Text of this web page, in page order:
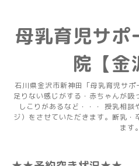
母乳育児サポ
院【金
石川県金沢市新神田「母乳育児サ
足りない感じがする・赤ちゃんが吸
しこりがあるなど・・・ 授乳相談
ジ）をさせていただきます。断乳・
ます。